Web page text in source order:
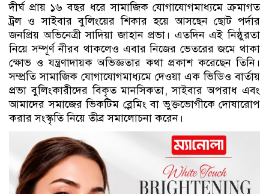
দীর্ঘ প্রায় ১৬ বছর ধরে সামাজিক যোগাযোগমাধ্যমে ক্রমাগত
ট্রল ও সাইবার বুলিংয়ের শিকার হয়ে আসছেন ছোট পর্দার
জনপ্রিয় অভিনেত্রী সাদিয়া জাহান প্রভা। এতদিন এই নিষ্ঠুরতা
নিয়ে সম্পূর্ণ নীরব থাকলেও এবার নিজের ভেতরের জমে থাকা
ক্ষোভ ও যন্ত্রণাদায়ক অভিজ্ঞতার কথা প্রকাশ করেছেন তিনি।
সম্প্রতি সামাজিক যোগাযোগমাধ্যমে দেওয়া এক ভিডিও বার্তায়
প্রভা বুলিংকারীদের বিকৃত মানসিকতা, সাইবার অপরাধ এবং
আমাদের সমাজের ভিকটিম ব্লেমিং বা ভুক্তভোগীকে দোষারোপ
করার সংস্কৃতি নিয়ে তীব্র সমালোচনা করেন।